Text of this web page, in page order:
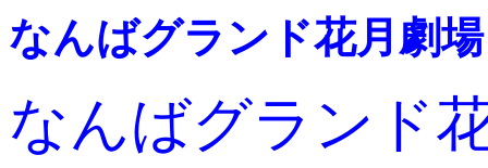
なんばグランド花月劇
なんばグランド